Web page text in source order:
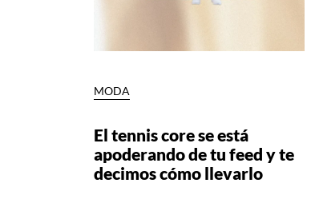
MODA
El tennis core se está
apoderando de tu feed y te
decimos cómo llevarlo